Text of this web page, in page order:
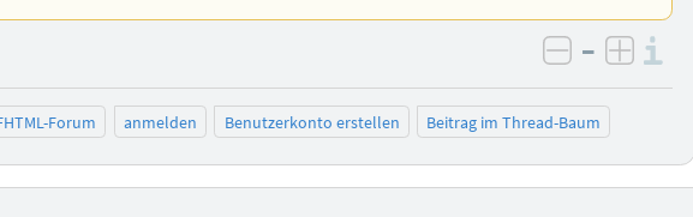
negativ
–
Forum anmelden Benutzerkonto erstellen Beitrag im Thread-Baum